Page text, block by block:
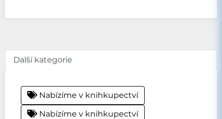
Další kategorie
Nabízíme v knihkupectví
Nabízíme v knihkupectví